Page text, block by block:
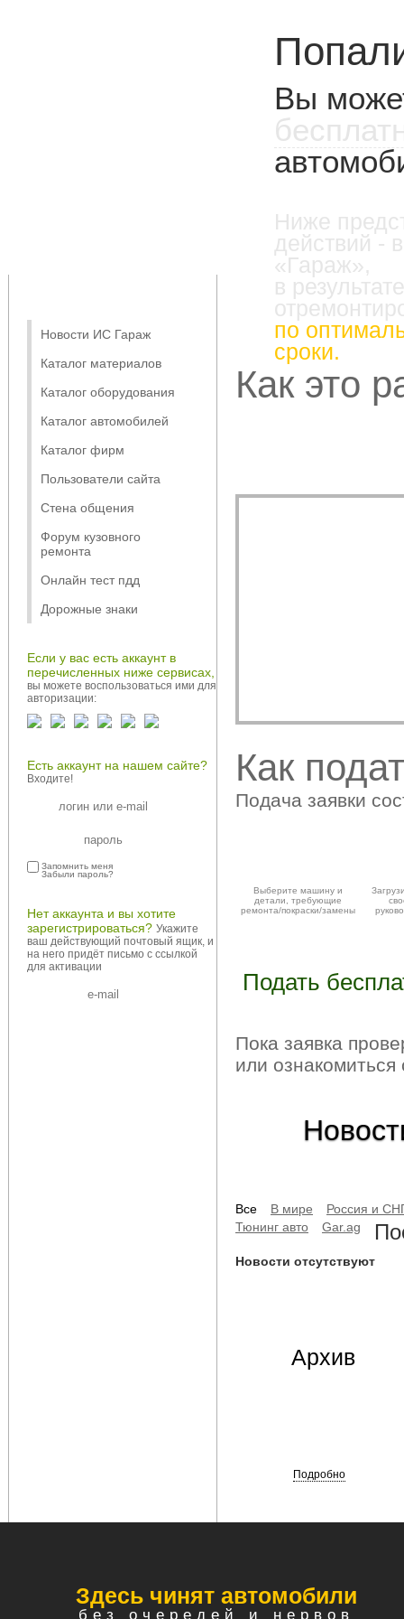
Вы
Ниже
действий -
«Гараж»,
в
по
сроки.
Новости ИС Гараж
Каталог материалов
Каталог оборудования
Каталог автомобилей
Каталог фирм
Пользователи сайта
Стена общения
Форум кузовного
ремонта
Онлайн тест пдд
Дорожные знаки
Если у вас есть аккаунт в
перечисленных ниже сервисах,
вы можете воспользоваться ими для
авторизации:
Есть аккаунт на нашем сайте?
Входите!
Запомнить меня
Забыли пароль?
Нет аккаунта и вы хотите
зарегистрироваться? Укажите
ваш действующий почтовый ящик, и
на него придёт письмо с ссылкой
для активации
Как это
Как
Подача заявки
Выберите машину и
детали, требующие
ремонта/покраски/замены
Подать
Пока заявка
или
Все В мире
Россия и
Тюнинг авто
Gar.ag
Новости отсутствуют
Архив
Подробно
Здесь чинят автомобили
без очередей и нервов